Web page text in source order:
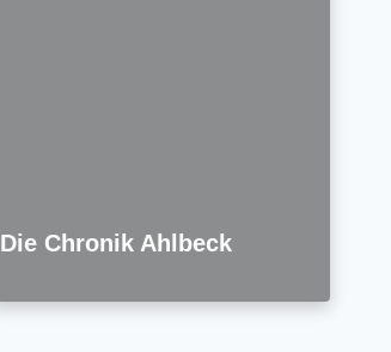
Die Chronik Ahlbeck